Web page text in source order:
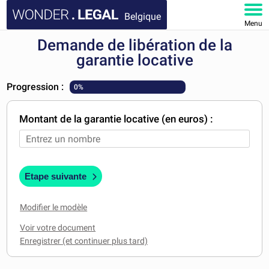
Belgique
Menu
ACCUEIL
MON COMPTE
Demande de libération de la
garantie locative
Progression : 0%
Montant de la garantie locative (en euros) :
Etape suivante
Modifier le modèle
Voir votre document